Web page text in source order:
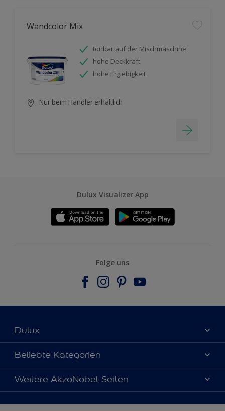
Wandcolor Mix
tönbar auf der Mischmaschine
hohe Deckkraft
hohe Ergiebigkeit
Nur beim Händler erhältlich
Dulux Visualizer App
Folge uns
Dulux
Über uns
Farbgenauigkeit
Kontaktieren Sie uns
Beliebte Kategorien
Dulux Farben
Farbe des Jahres
Produkte
Weitere AkzoNobel-Seiten